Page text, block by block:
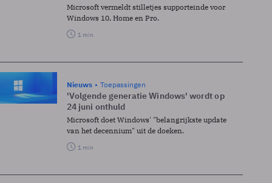
Microsoft vermeldt stilletjes supporteinde voor
Windows 10, Home en Pro.
1 min
Nieuws Toepassingen
'Volgende generatie Windows' wordt op
24 juni onthuld
Microsoft doet Windows' "belangrijkste update
van het decennium" uit de doeken.
1 min